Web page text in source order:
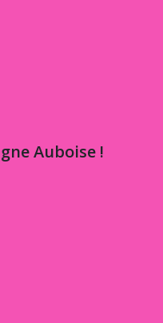
Auboise !